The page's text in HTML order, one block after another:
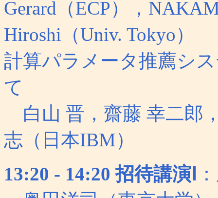
Gerard（ECP），
Hiroshi（Univ. Tokyo）
計算パラメータ推薦シ
て
白山 晋，齋藤 幸二郎
志（日本IBM）
13:20 - 14:20 招待講演Ⅰ